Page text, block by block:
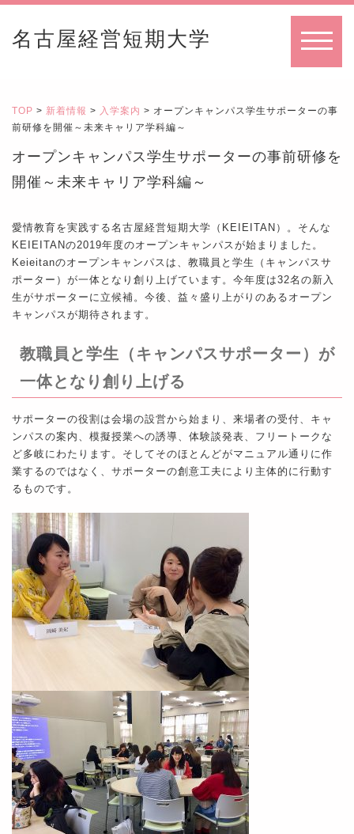
名古屋経営短期大学
TOP > 新着情報 > 入学案内 > オープンキャンパス学生サポーターの事
前研修を開催～未来キャリア学科編～
オープンキャンパス学生サポーターの事前研修を
開催～未来キャリア学科編～
愛情教育を実践する名古屋経営短期大学（KEIEITAN）。そんな
KEIEITANの2019年度のオープンキャンパスが始まりました。
Keieitanのオープンキャンパスは、教職員と学生（キャンパスサ
ポーター）が一体となり創り上げています。今年度は32名の新入
生がサポーターに立候補。今後、益々盛り上がりのあるオープン
キャンパスが期待されます。
教職員と学生（キャンパスサポーター）が
一体となり創り上げる
サポーターの役割は会場の設営から始まり、来場者の受付、キャ
ンパスの案内、模擬授業への誘導、体験談発表、フリートークな
ど多岐にわたります。そしてそのほとんどがマニュアル通りに作
業するのではなく、サポーターの創意工夫により主体的に行動す
るものです。